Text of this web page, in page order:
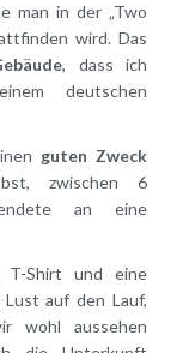
man in der „Two
wird. Das
, dass ich
deutschen
guten Zweck
zwischen 6
an eine
T-Shirt und eine
auf den Lauf,
wohl aussehen